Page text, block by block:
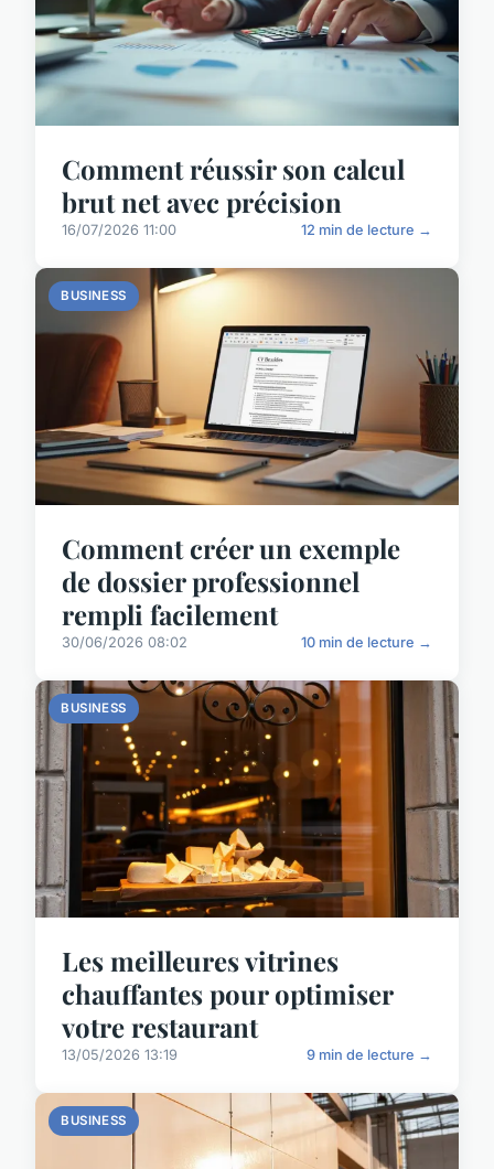
Comment réussir son calcul
brut net avec précision
16/07/2026 11:00 12 min de lecture →
BUSINESS
Comment créer un exemple
de dossier professionnel
rempli facilement
30/06/2026 08:02 10 min de lecture →
BUSINESS
Les meilleures vitrines
chauffantes pour optimiser
votre restaurant
13/05/2026 13:19 9 min de lecture →
BUSINESS